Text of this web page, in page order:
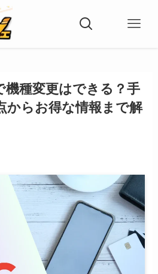
機種変更はできる？手
からお得な情報まで解